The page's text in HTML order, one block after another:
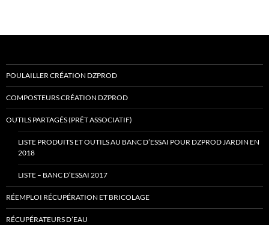
POULAILLER CRÉATION DZPROD
COMPOSTEURS CRÉATION DZPROD
OUTILS PARTAGÉS (PRÊT ASSOCIATIF)
LISTE PRODUITS ET OUTILS AU BANC D’ESSAI POUR DZPROD JARDIN EN
2018
LISTE – BANC D’ESSAI 2017
RÉEMPLOI RÉCUPÉRATION ET BRICOLAGE
RÉCUPÉRATEURS D’EAU